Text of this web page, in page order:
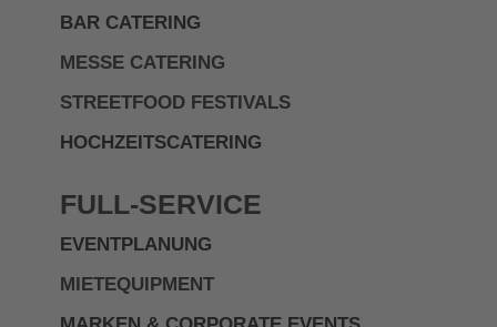
BAR CATERING
MESSE CATERING
STREETFOOD FESTIVALS
HOCHZEITSCATERING
FULL-SERVICE
EVENTPLANUNG
MIETEQUIPMENT